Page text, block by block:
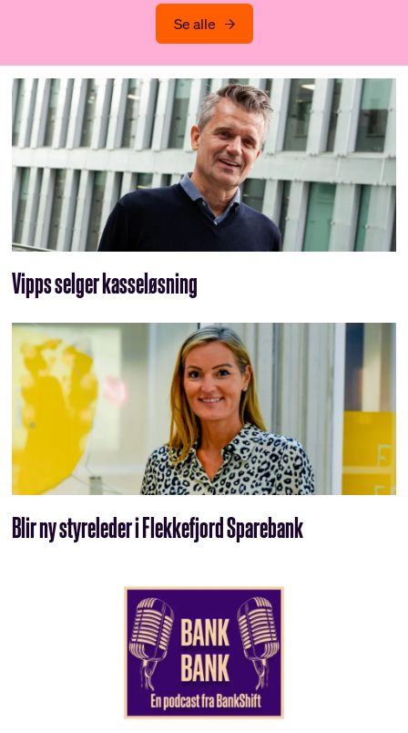
Se alle
Vipps selger kasseløsning
Blir ny styreleder i Flekkefjord Sparebank